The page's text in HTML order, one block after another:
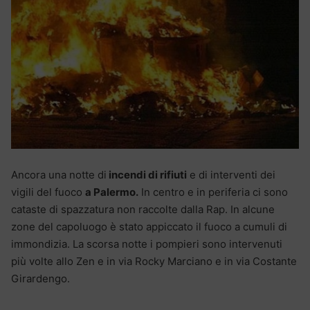
Ancora una notte di incendi di rifiuti e di interventi dei
vigili del fuoco a Palermo. In centro e in periferia ci sono
cataste di spazzatura non raccolte dalla Rap. In alcune
zone del capoluogo è stato appiccato il fuoco a cumuli di
immondizia. La scorsa notte i pompieri sono intervenuti
più volte allo Zen e in via Rocky Marciano e in via Costante
Girardengo.